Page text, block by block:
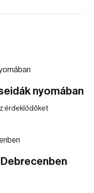
nyomában
érdeklődőket